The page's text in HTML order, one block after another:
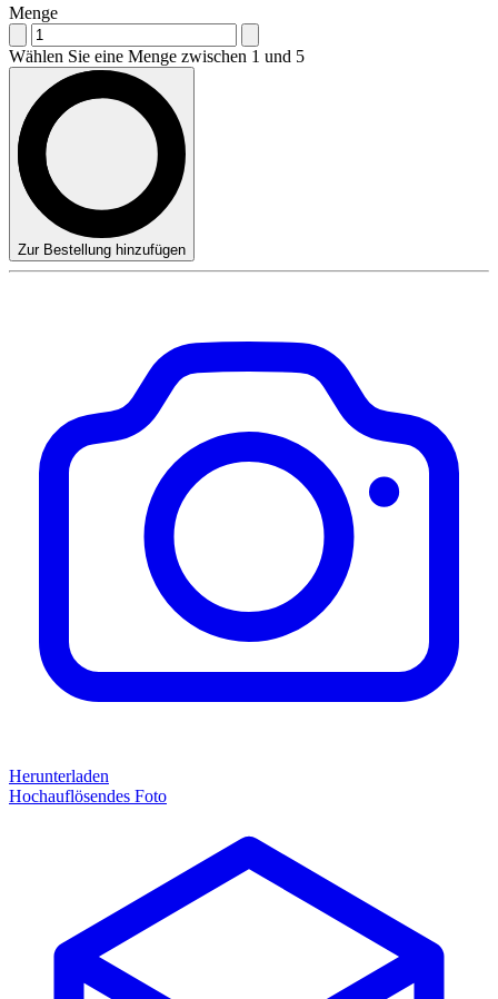
Menge
Wählen Sie eine Menge zwischen 1 und 5
Zur Bestellung hinzufügen
Herunterladen
Hochauflösendes Foto